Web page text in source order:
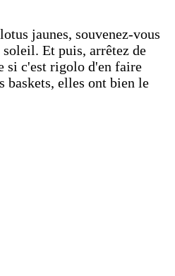
jaunes, souvenez-vous
Et puis, arrêtez de
si c'est rigolo d'en faire
baskets, elles ont bien le